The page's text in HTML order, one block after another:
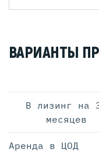
ВАРИАНТЫ
В лизинг на
месяцев
Аренда в ЦОД